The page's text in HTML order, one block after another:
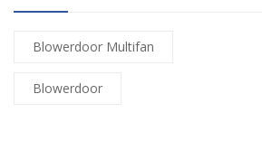
Blowerdoor Multifan
Blowerdoor